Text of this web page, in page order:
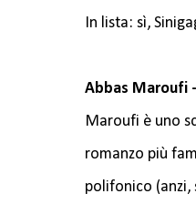
In lista: sì,
Abbas Maroufi
Maroufi è uno
romanzo più
polifonico (anzi,